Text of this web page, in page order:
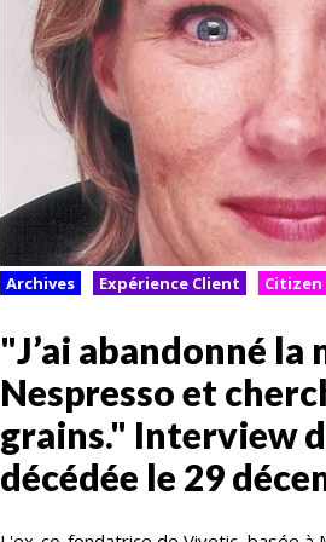
Archives Expérience Client Citizen
"J’ai abandonné la
Nespresso et
grains." Interview
décédée le 29